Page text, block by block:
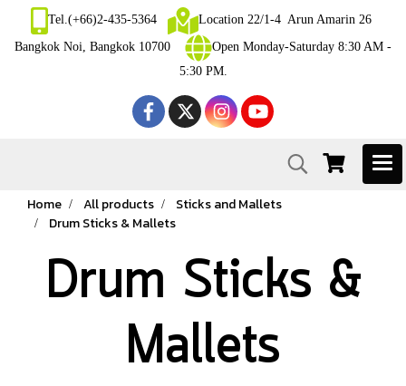
Tel.(+66)2-435-5364
Location 22/1-4 Arun Amarin 26
Bangkok Noi, Bangkok 10700
Open Monday-Saturday 8:30 AM -
5:30 PM.
Home All products
Sticks and Mallets
Drum Sticks & Mallets
Drum Sticks &
Mallets